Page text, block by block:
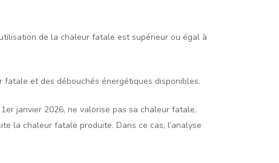
de la chaleur fatale est supérieur ou égal à
et des débouchés énergétiques disponibles.
janvier 2026, ne valorise pas sa chaleur fatale,
la chaleur fatale produite. Dans ce cas, l’analyse